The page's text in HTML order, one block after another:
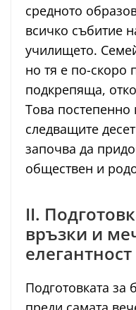
средното
всичко събитие
училището.
но тя е по-скоро
подкрепяща,
Това
следващите
започва да
обществен и
II.
връзки и
елегантност
Подготовката за